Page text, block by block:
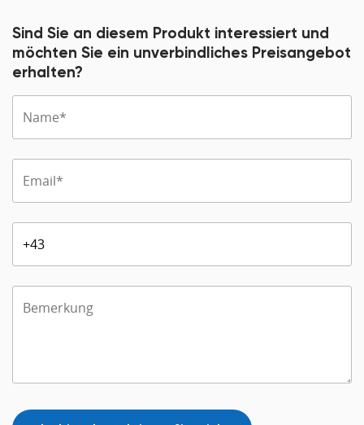
Sind Sie an diesem Produkt interessiert und
möchten Sie ein unverbindliches Preisangebot
erhalten?